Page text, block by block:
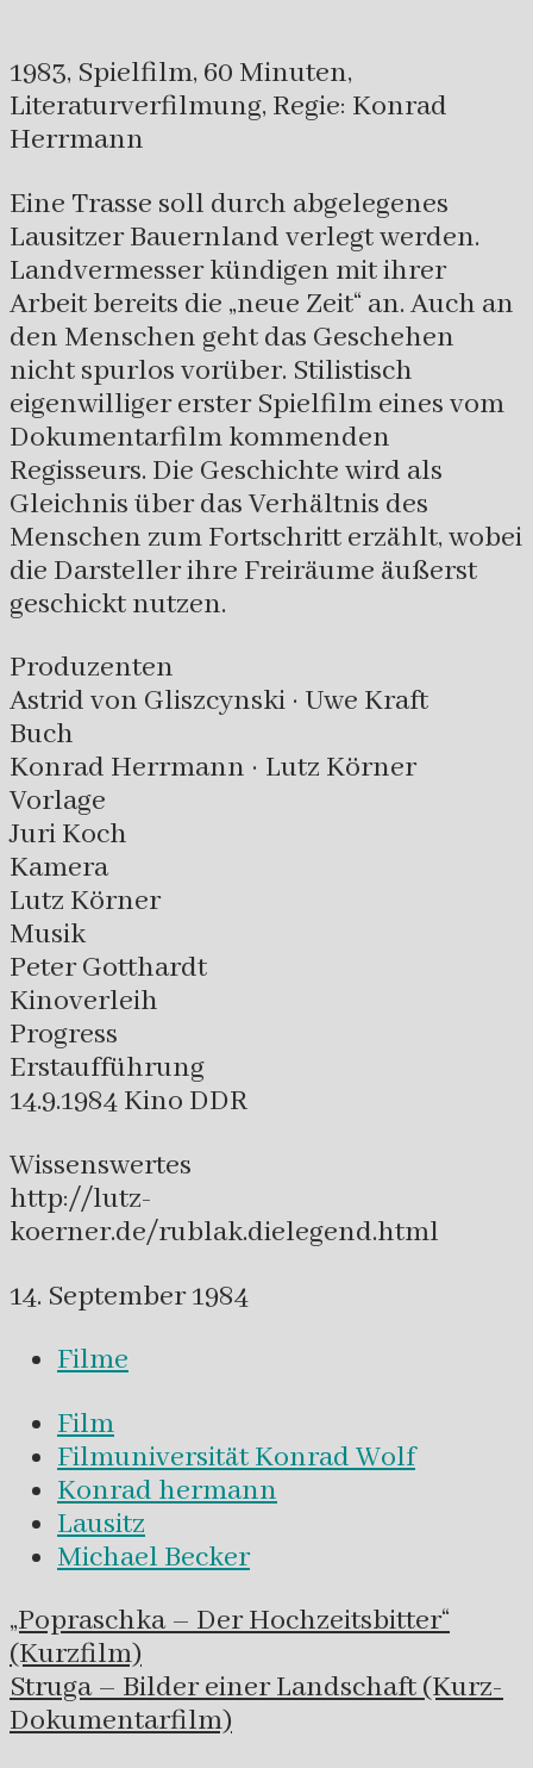
1983, Spielfilm, 60 Minuten,
Literaturverfilmung, Regie: Konrad
Herrmann
Eine Trasse soll durch abgelegenes
Lausitzer Bauernland verlegt werden.
Landvermesser kündigen mit ihrer
Arbeit bereits die „neue Zeit“ an. Auch an
den Menschen geht das Geschehen
nicht spurlos vorüber. Stilistisch
eigenwilliger erster Spielfilm eines vom
Dokumentarfilm kommenden
Regisseurs. Die Geschichte wird als
Gleichnis über das Verhältnis des
Menschen zum Fortschritt erzählt, wobei
die Darsteller ihre Freiräume äußerst
geschickt nutzen.
Produzenten
Astrid von Gliszcynski · Uwe Kraft
Buch
Konrad Herrmann · Lutz Körner
Vorlage
Juri Koch
Kamera
Lutz Körner
Musik
Peter Gotthardt
Kinoverleih
Progress
Erstaufführung
14.9.1984 Kino DDR
Wissenswertes
http://lutz-
koerner.de/rublak.dielegend.html
14. September 1984
Filme
Film
Filmuniversität Konrad Wolf
Konrad hermann
Lausitz
Michael Becker
Navigation
innerhalb
eines
Beitrags
„Popraschka – Der Hochzeitsbitter“
(Kurzfilm)
Struga – Bilder einer Landschaft (Kurz-
Dokumentarfilm)